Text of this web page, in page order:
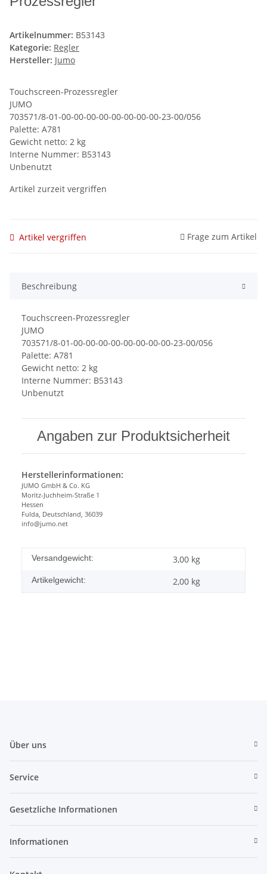
Artikelnummer: B53143
Kategorie: Regler
Hersteller: Jumo
Touchscreen-Prozessregler
JUMO
703571/8-01-00-00-00-00-00-00-00-00-23-00/056
Palette: A781
Gewicht netto: 2 kg
Interne Nummer: B53143
Unbenutzt
Artikel zurzeit vergriffen
Artikel vergriffen Frage zum Artikel
Beschreibung
Touchscreen-Prozessregler
JUMO
703571/8-01-00-00-00-00-00-00-00-00-23-00/056
Palette: A781
Gewicht netto: 2 kg
Interne Nummer: B53143
Unbenutzt
Angaben zur Produktsicherheit
Herstellerinformationen:
JUMO GmbH & Co. KG
Moritz-Juchheim-Straße 1
Hessen
Fulda, Deutschland, 36039
info@jumo.net
Versandgewicht: 3,00 kg
Artikelgewicht: 2,00 kg
Über uns
Service
Gesetzliche Informationen
Informationen